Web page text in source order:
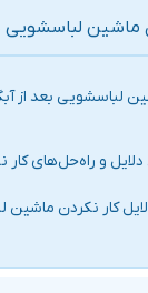
ماشین لباسشویی
لباسشویی بعد از
و راه‌حل‌های
کار نکردن ماشین